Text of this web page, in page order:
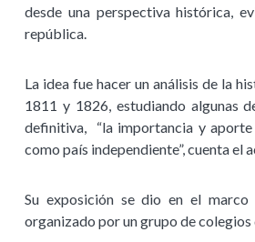
desde una perspectiva histórica,
república.
La idea fue hacer un análisis de la
1811 y 1826, estudiando algunas
definitiva, “la importancia y
como país independiente”, cuenta el
Su exposición se dio en el
organizado por un grupo de